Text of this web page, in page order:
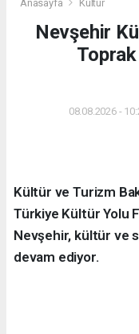
Anasayfa Kültür
Nevşehir
08.08.2026 -
Kültür ve Turizm
Türkiye Kültür Yolu
Nevşehir, kültür ve
devam ediyor.